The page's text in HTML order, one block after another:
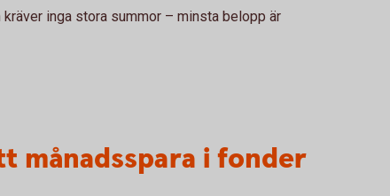
inga stora summor – minsta belopp är
månadsspara i fonder